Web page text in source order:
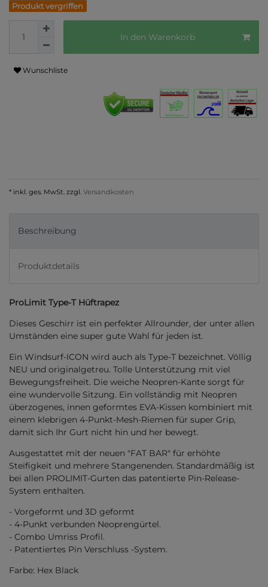
Produkt vergriffen
In den Warenkorb
Wunschliste
* inkl. ges. MwSt. zzgl. Versandkosten
Beschreibung
Produktdetails
ProLimit Type-T Hüftrapez
Dieses Geschirr ist ein perfekter Allrounder, der unter allen
Umständen eine super gute Wahl für jeden ist.
Ein Windsurf-ICON wird auch als Type-T bezeichnet. Völlig
NEU und originalgetreu. Tolle Unterstützung mit viel
Bewegungsfreiheit. Die weiche Neopren-Kante sorgt für
eine wundervolle Sitzung. Ein vollständig mit Neopren
überzogenes, innen geformtes EVA-Kissen kombiniert mit
einem klebrigen 4-Punkt-Mesh-Riemen für super Grip,
damit sich Ihr Gurt nicht hin und her bewegt.
Ausgestattet mit der neuen "FAT BAR" für erhöhte
Steifigkeit und mehrere Stangenenden. Standardmäßig ist
bei allen PROLIMIT-Gurten das patentierte Pin-Release-
System enthalten.
- Vorgeformt und 3D geformt
- 4-Punkt verbunden Neoprengürtel.
- Combo Umriss Profil.
- Patentiertes Pin Verschluss -System.
Farbe: Hex Black